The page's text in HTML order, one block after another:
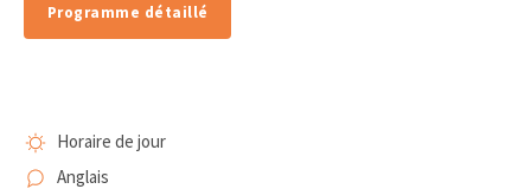
Programme détaillé
Horaire de jour
Anglais